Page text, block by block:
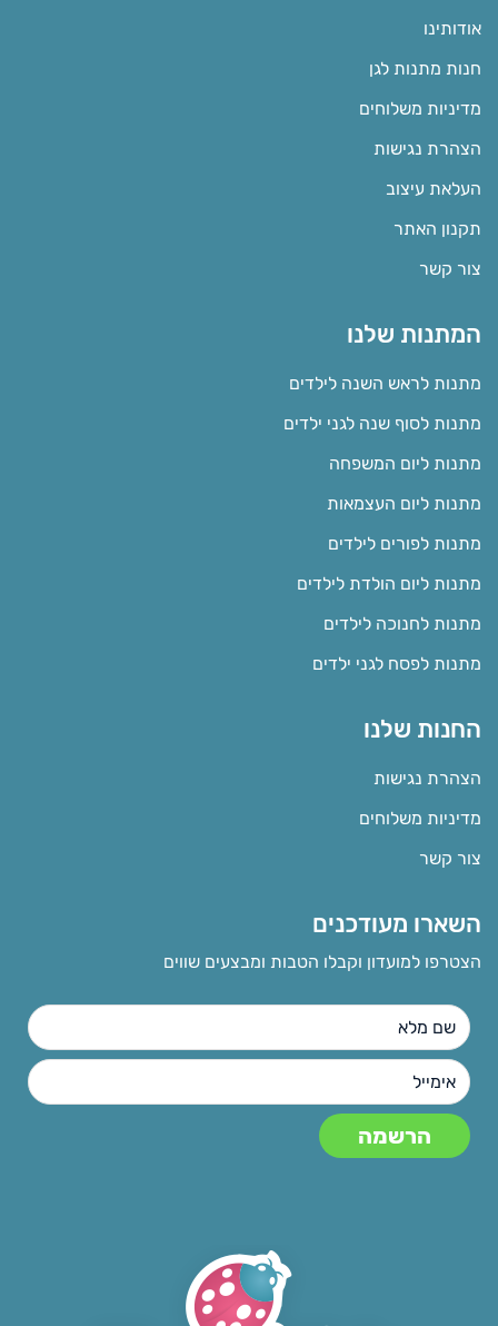
אודותינו
חנות מתנות לגן
מדיניות משלוחים
הצהרת נגישות
העלאת עיצוב
תקנון האתר
צור קשר
המתנות שלנו
מתנות לראש השנה לילדים
מתנות לסוף שנה לגני ילדים
מתנות ליום המשפחה
מתנות ליום העצמאות
מתנות לפורים לילדים
מתנות ליום הולדת לילדים
מתנות לחנוכה לילדים
מתנות לפסח לגני ילדים
החנות שלנו
הצהרת נגישות
מדיניות משלוחים
צור קשר
השארו מעודכנים
הצטרפו למועדון וקבלו הטבות ומבצעים שווים